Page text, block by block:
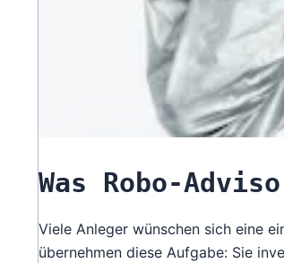
Was Robo-
Viele Anleger wünschen sich eine
übernehmen diese Aufgabe: Sie